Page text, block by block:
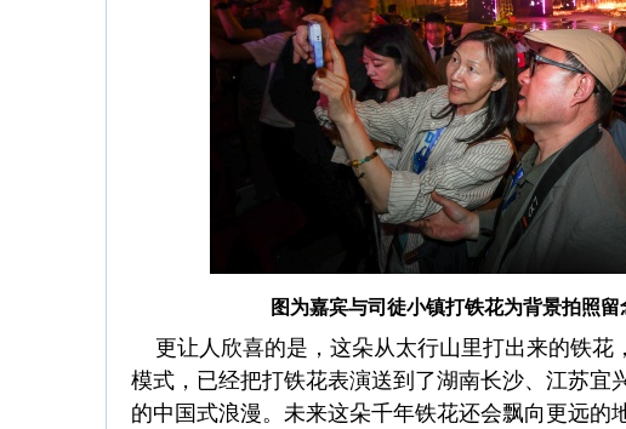
图为嘉宾与司徒小镇打铁花为背景拍照
更让人欣喜的是，这朵从太行山里打出来的铁花
模式，已经把打铁花表演送到了湖南长沙、江苏
的中国式浪漫。未来这朵千年铁花还会飘向更远的